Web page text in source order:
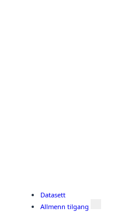
Datasett
Allmenn tilgang